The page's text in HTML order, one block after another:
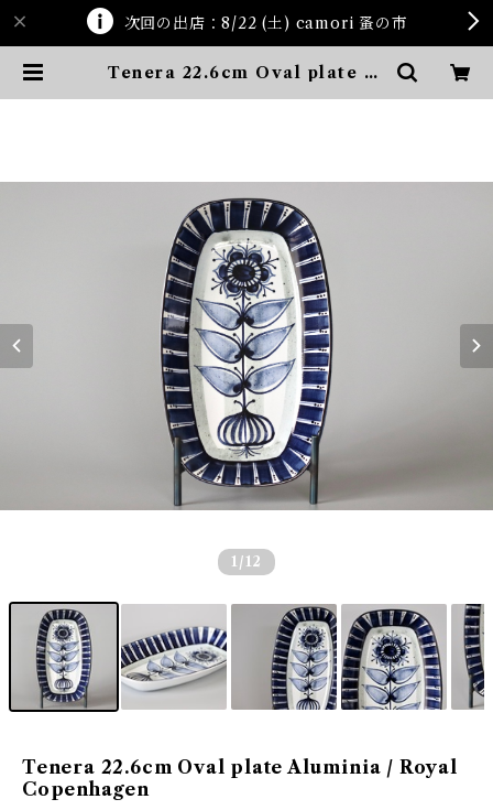
次回の出店：8/22 (土) camori 蚤の市
Tenera 22.6cm Oval plate Al
1 /12
Tenera 22.6cm Oval plate Aluminia / Royal
Copenhagen